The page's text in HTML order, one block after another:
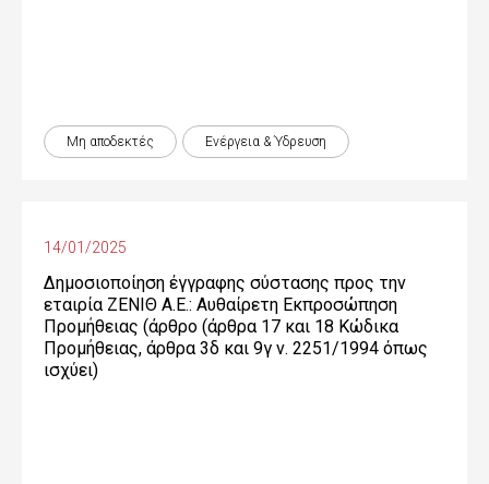
Μη αποδεκτές Ενέργεια & Ύδρευση
14/01/2025
Δημοσιοποίηση έγγραφης σύστασης προς την
εταιρία ΖΕΝΙΘ Α.Ε.: Αυθαίρετη Εκπροσώπηση
Προμήθειας (άρθρο (άρθρα 17 και 18 Κώδικα
Προμήθειας, άρθρα 3δ και 9γ ν. 2251/1994 όπως
ισχύει)